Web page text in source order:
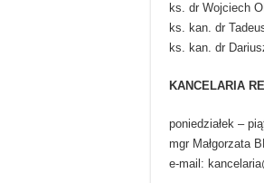
ks. dr Wojciech
ks. kan. dr
ks. kan. dr
KANCELARIA
poniedziałek –
mgr Małgorzata
e-mail: kancelaria